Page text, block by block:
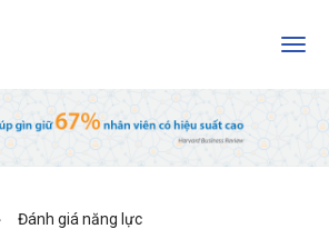
Đánh giá năng lực